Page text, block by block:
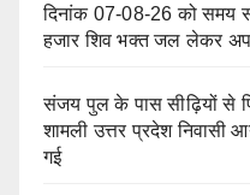
दिनांक 07-08-26 को
हजार शिव भक्त जल लेकर
संजय पुल के पास सीढ़ियों से
शामली उत्तर प्रदेश निवासी
गई